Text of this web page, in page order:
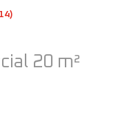
Local commercial 20 m²